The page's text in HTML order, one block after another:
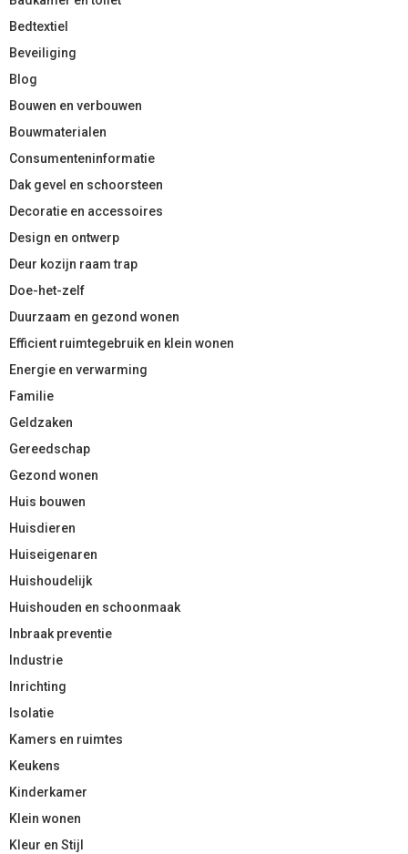
Bedtextiel
Beveiliging
Blog
Bouwen en verbouwen
Bouwmaterialen
Consumenteninformatie
Dak gevel en schoorsteen
Decoratie en accessoires
Design en ontwerp
Deur kozijn raam trap
Doe-het-zelf
Duurzaam en gezond wonen
Efficient ruimtegebruik en klein wonen
Energie en verwarming
Familie
Geldzaken
Gereedschap
Gezond wonen
Huis bouwen
Huisdieren
Huiseigenaren
Huishoudelijk
Huishouden en schoonmaak
Inbraak preventie
Industrie
Inrichting
Isolatie
Kamers en ruimtes
Keukens
Kinderkamer
Klein wonen
Kleur en Stijl